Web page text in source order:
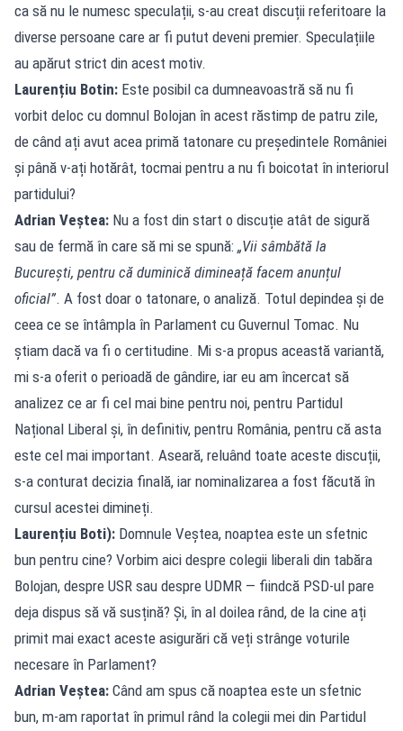
ca să nu le numesc speculații, s-au creat discuții referitoare la
diverse persoane care ar fi putut deveni premier. Speculațiile
au apărut strict din acest motiv.
Laurențiu Botin: Este posibil ca dumneavoastră să nu fi
vorbit deloc cu domnul Bolojan în acest răstimp de patru zile,
de când ați avut acea primă tatonare cu președintele României
și până v-ați hotărât, tocmai pentru a nu fi boicotat în interiorul
partidului?
Adrian Veștea: Nu a fost din start o discuție atât de sigură
sau de fermă în care să mi se spună: „Vii sâmbătă la
București, pentru că duminică dimineață facem anunțul
oficial”. A fost doar o tatonare, o analiză. Totul depindea și de
ceea ce se întâmpla în Parlament cu Guvernul Tomac. Nu
știam dacă va fi o certitudine. Mi s-a propus această variantă,
mi s-a oferit o perioadă de gândire, iar eu am încercat să
analizez ce ar fi cel mai bine pentru noi, pentru Partidul
Național Liberal și, în definitiv, pentru România, pentru că asta
este cel mai important. Aseară, reluând toate aceste discuții,
s-a conturat decizia finală, iar nominalizarea a fost făcută în
cursul acestei dimineți.
Laurențiu Boti): Domnule Veștea, noaptea este un sfetnic
bun pentru cine? Vorbim aici despre colegii liberali din tabăra
Bolojan, despre USR sau despre UDMR — fiindcă PSD-ul pare
deja dispus să vă susțină? Și, în al doilea rând, de la cine ați
primit mai exact aceste asigurări că veți strânge voturile
necesare în Parlament?
Adrian Veștea: Când am spus că noaptea este un sfetnic
bun, m-am raportat în primul rând la colegii mei din Partidul